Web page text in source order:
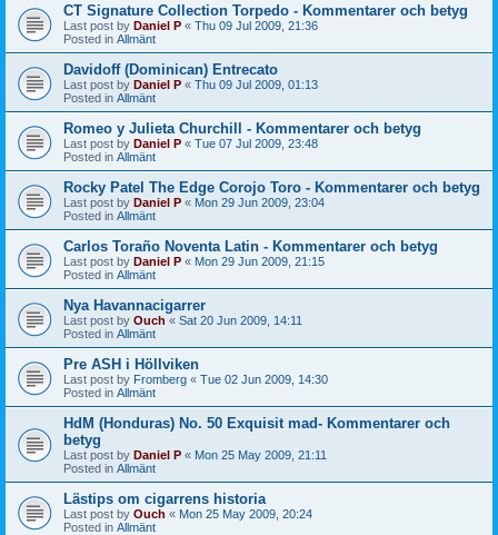
CT Signature Collection Torpedo - Kommentarer och betyg
Last post by Daniel P « Thu 09 Jul 2009, 21:36
Posted in Allmänt
Davidoff (Dominican) Entrecato
Last post by Daniel P « Thu 09 Jul 2009, 01:13
Posted in Allmänt
Romeo y Julieta Churchill - Kommentarer och betyg
Last post by Daniel P « Tue 07 Jul 2009, 23:48
Posted in Allmänt
Rocky Patel The Edge Corojo Toro - Kommentarer och betyg
Last post by Daniel P « Mon 29 Jun 2009, 23:04
Posted in Allmänt
Carlos Toraño Noventa Latin - Kommentarer och betyg
Last post by Daniel P « Mon 29 Jun 2009, 21:15
Posted in Allmänt
Nya Havannacigarrer
Last post by Ouch « Sat 20 Jun 2009, 14:11
Posted in Allmänt
Pre ASH i Höllviken
Last post by Fromberg « Tue 02 Jun 2009, 14:30
Posted in Allmänt
HdM (Honduras) No. 50 Exquisit mad- Kommentarer och
betyg
Last post by Daniel P « Mon 25 May 2009, 21:11
Posted in Allmänt
Lästips om cigarrens historia
Last post by Ouch « Mon 25 May 2009, 20:24
Posted in Allmänt